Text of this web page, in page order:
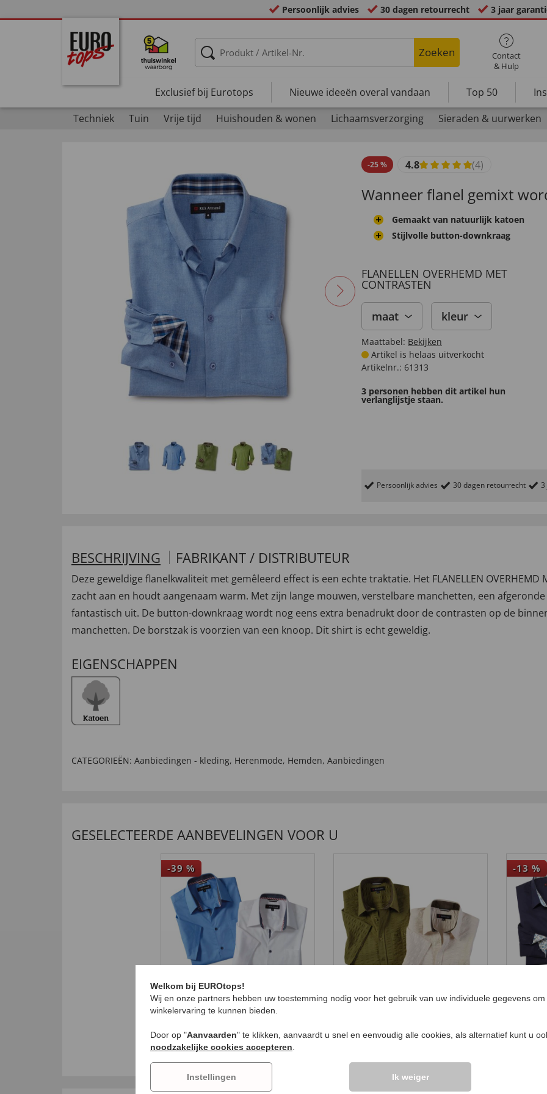
Persoonlijk advies 30 dagen retourrecht 3 jaar
Zoeken
Contact
& Hulp
Exclusief bij Eurotops Nieuwe ideeën overal vandaan Top 50
Techniek
Tuin Vrije tijd Huishouden & wonen Lichaamsverzorging Sieraden & uurwerken
-25% 4.8 (4)
Wanneer flanel gemixt
Gemaakt van natuurlijk katoen
Stijlvolle button-downkraag
FLANELLEN OVERHEMD MET
CONTRASTEN
maat kleur
Maattabel: Bekijken
Artikel is helaas uitverkocht
Artikelnr.: 61313
3 personen hebben dit artikel hun
verlanglijstje staan.
Persoonlijk advies 30 dagen retourrecht 3
BESCHRIJVING FABRIKANT / DISTRIBUTEUR
Deze geweldige flanelkwaliteit met gemêleerd effect is een echte traktatie. Het FLANELLEN OVERHEMD
zacht aan en houdt aangenaam warm. Met zijn lange mouwen, verstelbare manchetten, een
fantastisch uit. De button-downkraag wordt nog eens extra benadrukt door de contrasten op de
manchetten. De borstzak is voorzien van een knoop. Dit shirt is echt geweldig.
EIGENSCHAPPEN
CATEGORIEËN: Aanbiedingen - kleding, Herenmode, Hemden, Aanbiedingen
GESELECTEERDE AANBEVELINGEN VOOR U
-39%
Stretch-overhemd met
€ 32,99€ 19, 99 € 24,99
-13%
€ 39,
Welkom bij EUROtops!
Wij en onze partners hebben uw toestemming nodig voor het gebruik van uw individuele gegevens
winkelervaring te kunnen bieden.
Door op "Aanvaarden" te klikken, aanvaardt u snel en eenvoudig alle cookies, als alternatief kunt u
noodzakelijke cookies accepteren
Instellingen Ik weiger